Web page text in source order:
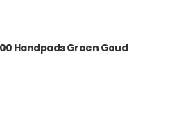
Handpads Groen Goud